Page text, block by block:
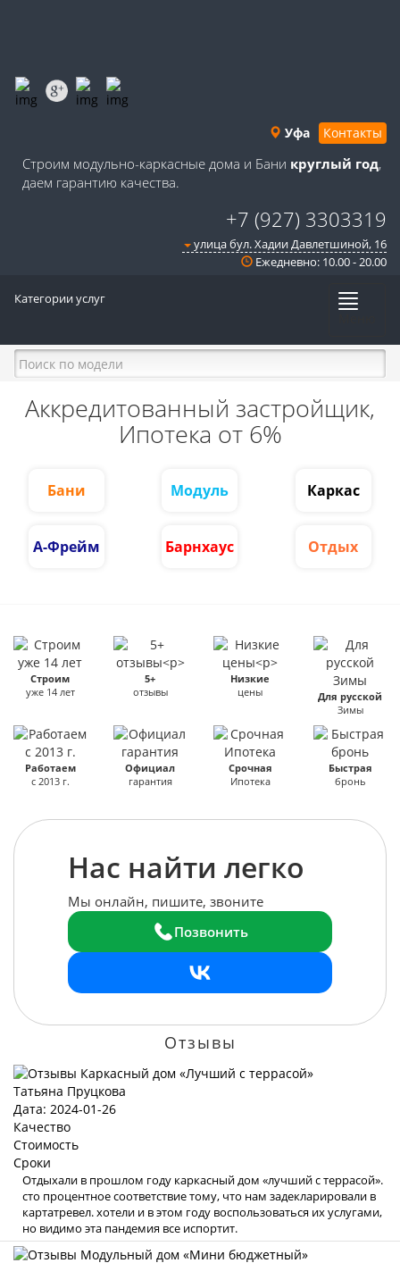
Уфа Контакты
Строим модульно-каркасные дома и Бани круглый год,
даем гарантию качества.
+7 (927) 3303319
улица бул. Хадии Давлетшиной, 16
Ежедневно: 10.00 - 20.00
Категории услуг
Аккредитованный застройщик,
Ипотека от 6%
Бани Модуль Каркас
А-Фрейм Барнхаус Отдых
Строим
уже 14 лет
5+
отзывы
Низкие
цены
Для русской
Зимы
Работаем
с 2013 г.
Официал
гарантия
Срочная
Ипотека
Быстрая
бронь
Нас найти легко
Мы онлайн, пишите, звоните
Позвонить
Отзывы
Татьяна Пруцкова
Дата: 2024-01-26
Качество
Стоимость
Сроки
Отдыхали в прошлом году каркасный дом «лучший с террасой».
сто процентное соответствие тому, что нам задекларировали в
картатревел. хотели и в этом году воспользоваться их услугами,
но видимо эта пандемия все испортит.